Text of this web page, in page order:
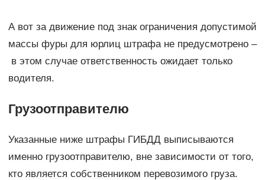
А вот за движение под знак ограничения допустимой
массы фуры для юрлиц штрафа не предусмотрено –
в этом случае ответственность ожидает только
водителя.
Грузоотправителю
Указанные ниже штрафы ГИБДД выписываются
именно грузоотправителю, вне зависимости от того,
кто является собственником перевозимого груза.